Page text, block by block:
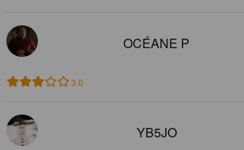
OCÉANE P
3.0
YB5JO